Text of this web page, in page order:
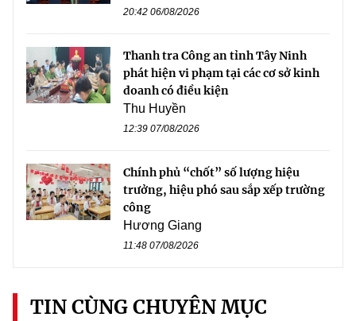
20:42 06/08/2026
Thanh tra Công an tỉnh Tây Ninh
phát hiện vi phạm tại các cơ sở kinh
doanh có điều kiện
Thu Huyền
12:39 07/08/2026
Chính phủ “chốt” số lượng hiệu
trưởng, hiệu phó sau sắp xếp trường
công
Hương Giang
11:48 07/08/2026
TIN CÙNG CHUYÊN MỤC